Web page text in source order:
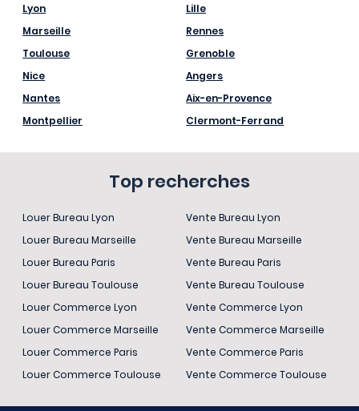
Lyon
Marseille
Toulouse
Nice
Nantes
Montpellier
Lille
Rennes
Grenoble
Angers
Aix-en-Provence
Clermont-Ferrand
Top recherches
Louer Bureau Lyon
Louer Bureau Marseille
Louer Bureau Paris
Louer Bureau Toulouse
Louer Commerce Lyon
Louer Commerce Marseille
Louer Commerce Paris
Louer Commerce Toulouse
Vente Bureau Lyon
Vente Bureau Marseille
Vente Bureau Paris
Vente Bureau Toulouse
Vente Commerce Lyon
Vente Commerce Marseille
Vente Commerce Paris
Vente Commerce Toulouse